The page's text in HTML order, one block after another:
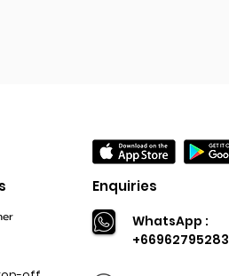
Enquiries
WhatsApp :
+66962795283